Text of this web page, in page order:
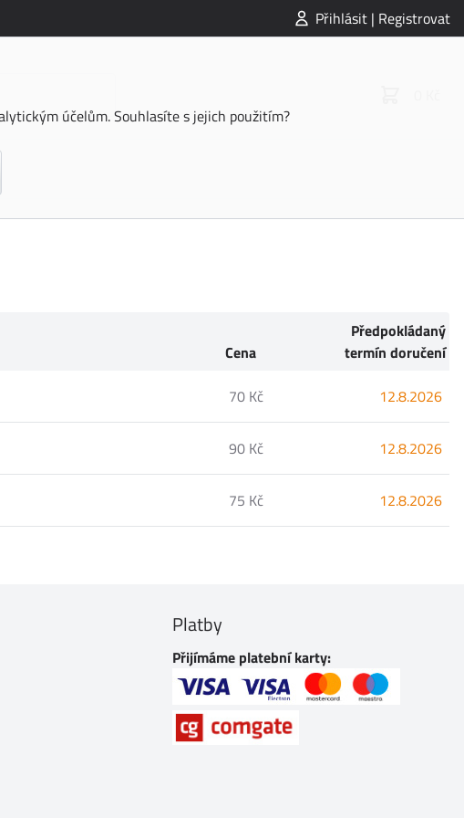
Přihlásit | Registrovat
účelům. Souhlasíte s jejich použitím?
Cena
Předpokládaný
termín doručení
70 Kč 12.8.2026
90 Kč 12.8.2026
75 Kč 12.8.2026
Platby
Přijímáme platební karty: